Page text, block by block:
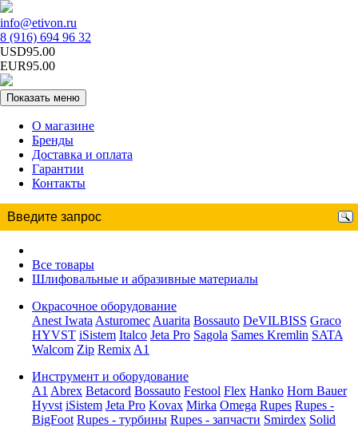
info@etivon.ru
8 (916) 694 96 32
USD95.00
EUR95.00
Показать меню
О магазине
Бренды
Доставка и оплата
Гарантии
Контакты
Все товары
Шлифовальные и абразивные материалы
Окрасочное оборудование
Anest Iwata Asturomec Auarita Bossauto DeVILBISS Graco
HYVST iSistem Italco Jeta Pro Sagola Sames Kremlin SATA
Walcom Zip Remix A1
Инструмент и оборудование
A1 Abrex Betacord Bossauto Festool Flex Hanko Horn Bauer
Hyvst iSistem Jeta Pro Kovax Mirka Omega Rupes Rupes -
BigFoot Rupes - турбины Rupes - запчасти Smirdex Solid